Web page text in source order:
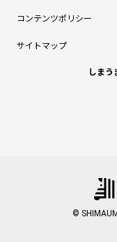
コンテンツポリシー
サイトマップ
しまう
©